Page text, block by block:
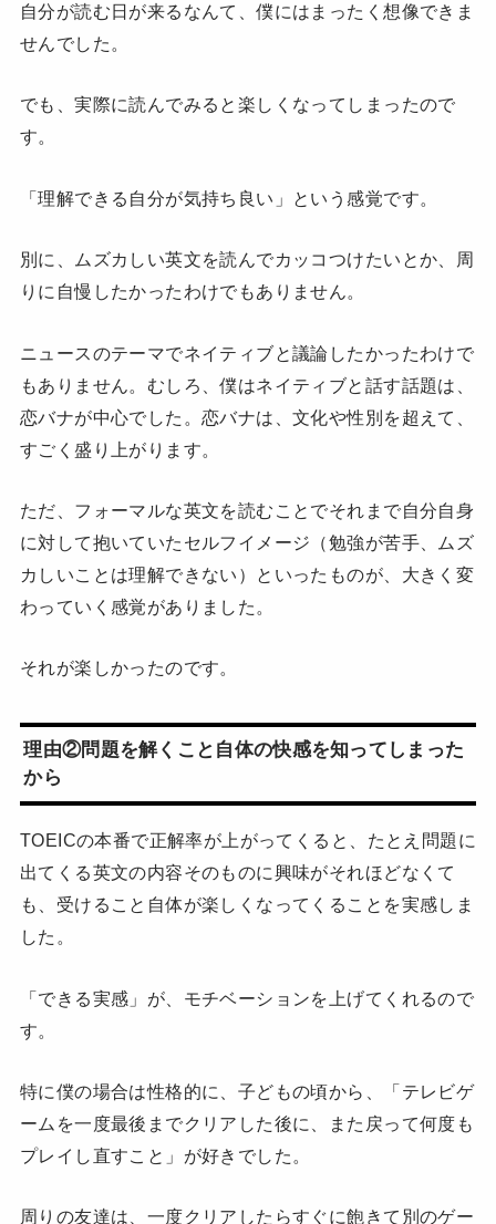
自分が読む日が来るなんて、僕にはまったく想像できま
せんでした。
でも、実際に読んでみると楽しくなってしまったので
す。
「理解できる自分が気持ち良い」という感覚です。
別に、ムズカしい英文を読んでカッコつけたいとか、周
りに自慢したかったわけでもありません。
ニュースのテーマでネイティブと議論したかったわけで
もありません。むしろ、僕はネイティブと話す話題は、
恋バナが中心でした。恋バナは、文化や性別を超えて、
すごく盛り上がります。
ただ、フォーマルな英文を読むことでそれまで自分自身
に対して抱いていたセルフイメージ（勉強が苦手、ムズ
カしいことは理解できない）といったものが、大きく変
わっていく感覚がありました。
それが楽しかったのです。
理由②問題を解くこと自体の快感を知ってしまった
から
TOEICの本番で正解率が上がってくると、たとえ問題に
出てくる英文の内容そのものに興味がそれほどなくて
も、受けること自体が楽しくなってくることを実感しま
した。
「できる実感」が、モチベーションを上げてくれるので
す。
特に僕の場合は性格的に、子どもの頃から、「テレビゲ
ームを一度最後までクリアした後に、また戻って何度も
プレイし直すこと」が好きでした。
周りの友達は、一度クリアしたらすぐに飽きて別のゲー